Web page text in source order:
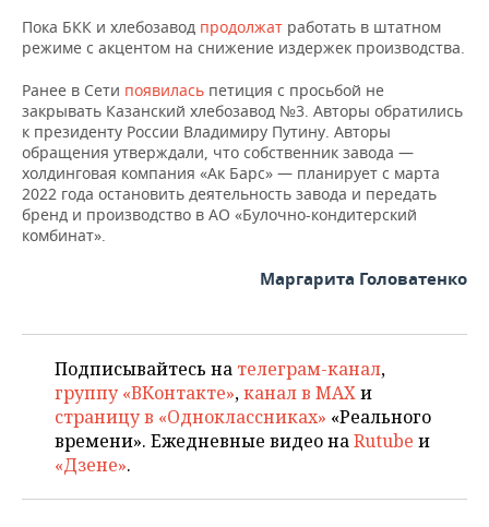
ФИГУРНОЕ КАТАНИЕ
ХОККЕЙ С МЯЧОМ
МЕДИЦИНА
ПРОИСШЕСТВИЯ
Пока БКК и хлебозавод продолжат работать в штатном
режиме с акцентом на снижение издержек производства.
Ранее в Сети появилась петиция с просьбой не
закрывать Казанский хлебозавод №3. Авторы обратились
к президенту России Владимиру Путину. Авторы
обращения утверждали, что собственник завода —
холдинговая компания «Ак Барс» — планирует с марта
2022 года остановить деятельность завода и передать
бренд и производство в АО «Булочно-кондитерский
комбинат».
Маргарита Головатенко
Подписывайтесь на телеграм-канал,
группу «ВКонтакте»,канал в MAXи
страницу в «Одноклассниках» «Реального
времени». Ежедневные видео наRutube и
«Дзене».